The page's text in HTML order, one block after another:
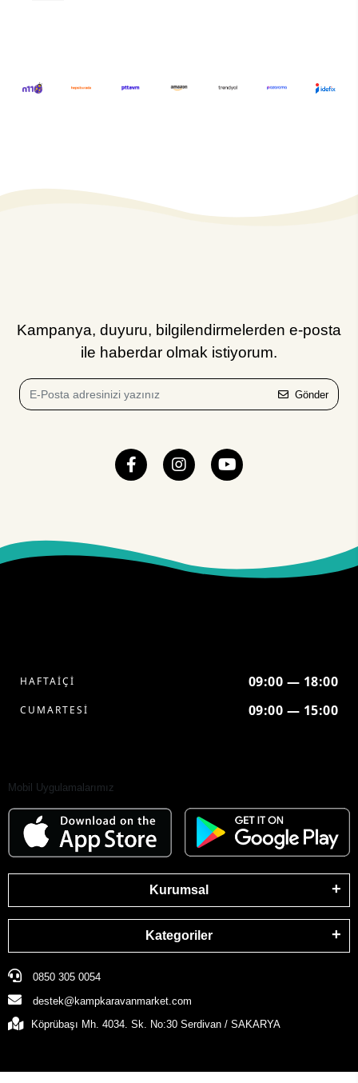
Kampanya, duyuru, bilgilendirmelerden e-posta
ile haberdar olmak istiyorum.
Gönder
HAFTAİÇİ 09:00 — 18:00
CUMARTESİ 09:00 — 15:00
Mobil Uygulamalarımız
Kurumsal
Kategoriler
0850 305 0054
destek@kampkaravanmarket.com
Köprübaşı Mh. 4034. Sk. No:30 Serdivan / SAKARYA